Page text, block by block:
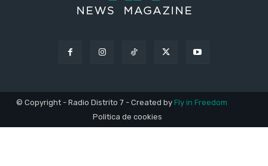
© Copyright - Radio Distrito 7 - Created by Fly in Freedom
Politica de cookies